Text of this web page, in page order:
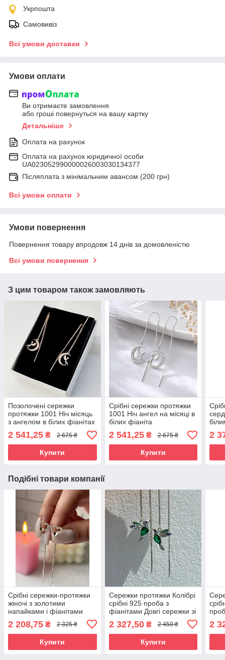
Укрпошта
Самовивіз
Всі умови доставки
Умови оплати
Ви отримаєте замовлення
або гроші повернуться на вашу картку
Детальніше
Оплата на рахунок
Оплата на рахунок юридичної особи
UA023052990000026003030134377
Післяплата з мінімальним авансом (200 грн)
Всі умови оплати
Умови повернення
Повернення товару впродовж 14 днів за домовленістю
Всі умови повернення
З цим товаром також замовляють
Позолочені сережки
протяжки 1001 Ніч місяць
з ангелом в білих фіанітах
2 541,25 ₴ 2 675 ₴
Купити
Срібні сережки протяжки
1001 Ніч ангел на місяці в
білих фіаніта
2 541,25₴ 2 675 ₴
Купити
2
Подібні товари компанії
Срібні сережки-протяжки
жіночі з золотими
напайками і фіанітами
Стильні сережки зі срібла
2 208,75 ₴ 2 325 ₴
Купити
Сережки протяжки Колібрі
срібні 925 проба з
фіанітами Довгі сережки зі
2 327,50₴ 2 450 ₴
Купити
2